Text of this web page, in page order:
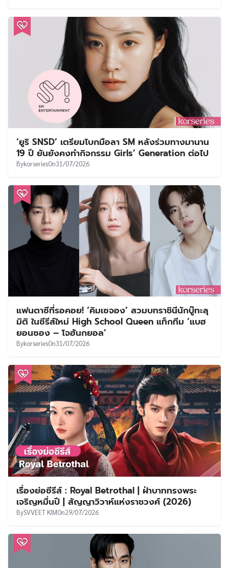
‘ยูริ SNSD’ เตรียมโบกมือลา SM หลังร่วมทางมานาน
19 ปี ยันยังคงทำกิจกรรม Girls’ Generation ต่อไป
BykorseriesOn31/07/2026
แฟนตาซีที่รอคอย! ‘คิมเซจอง’ สวมบทราชินีนักบู๊ทะลุ
มิติ ในซีรีส์ใหม่ High School Queen แท็กทีม ‘แบฮ
ยอนซอง – โจฮันกยอล’
BykorseriesOn31/07/2026
เรื่องย่อซีรีส์ : Royal Betrothal | ฝ่าบาททรงพระ
เจริญหมื่นปี | สัญญาวิวาห์แห่งราชวงศ์ (2026)
BySVVEET KIMOn29/07/2026